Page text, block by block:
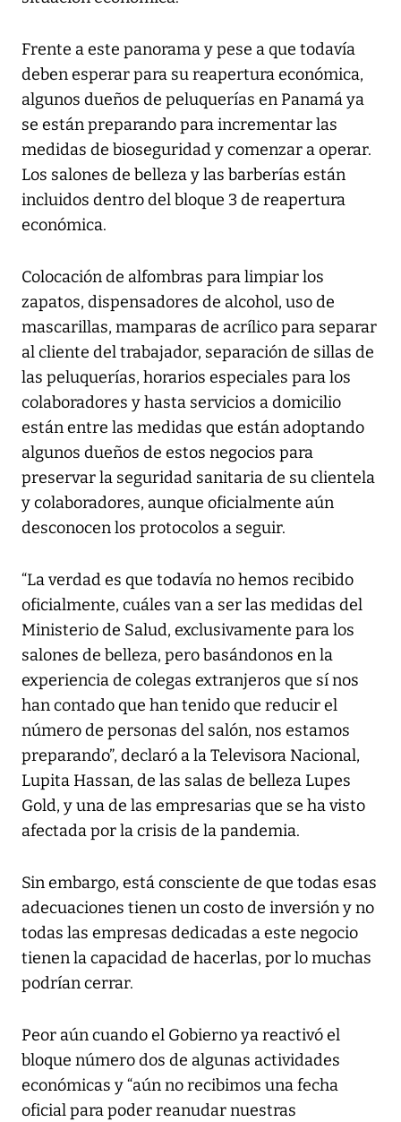
Frente a este panorama y pese a que todavía
deben esperar para su reapertura económica,
algunos dueños de peluquerías en Panamá ya
se están preparando para incrementar las
medidas de bioseguridad y comenzar a operar.
Los salones de belleza y las barberías están
incluidos dentro del bloque 3 de reapertura
económica.
Colocación de alfombras para limpiar los
zapatos, dispensadores de alcohol, uso de
mascarillas, mamparas de acrílico para separar
al cliente del trabajador, separación de sillas de
las peluquerías, horarios especiales para los
colaboradores y hasta servicios a domicilio
están entre las medidas que están adoptando
algunos dueños de estos negocios para
preservar la seguridad sanitaria de su clientela
y colaboradores, aunque oficialmente aún
desconocen los protocolos a seguir.
“La verdad es que todavía no hemos recibido
oficialmente, cuáles van a ser las medidas del
Ministerio de Salud, exclusivamente para los
salones de belleza, pero basándonos en la
experiencia de colegas extranjeros que sí nos
han contado que han tenido que reducir el
número de personas del salón, nos estamos
preparando”, declaró a la Televisora Nacional,
Lupita Hassan, de las salas de belleza Lupes
Gold, y una de las empresarias que se ha visto
afectada por la crisis de la pandemia.
Sin embargo, está consciente de que todas esas
adecuaciones tienen un costo de inversión y no
todas las empresas dedicadas a este negocio
tienen la capacidad de hacerlas, por lo muchas
podrían cerrar.
Peor aún cuando el Gobierno ya reactivó el
bloque número dos de algunas actividades
económicas y “aún no recibimos una fecha
oficial para poder reanudar nuestras